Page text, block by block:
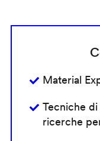
Material
Tecniche
ricerche